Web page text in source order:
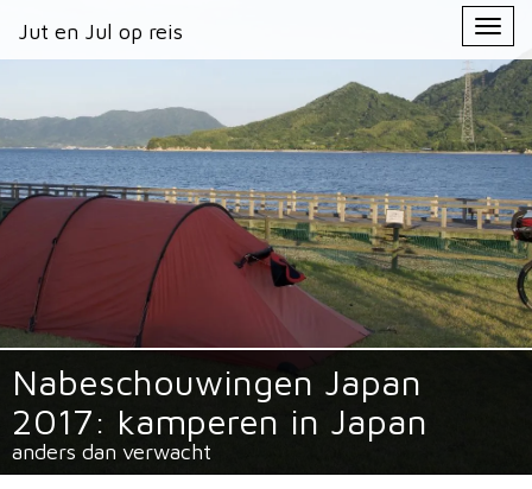
Jut en Jul op reis
Primary
Menu
Jut en Jul op reis
Nabeschouwingen Japan
2017: kamperen in Japan
anders dan verwacht